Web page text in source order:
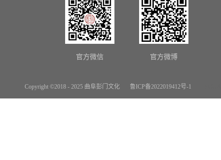
Copyright ©2018 - 2025 曲阜彭门文化 鲁ICP备2022019412号-1
官方微信 官方微博